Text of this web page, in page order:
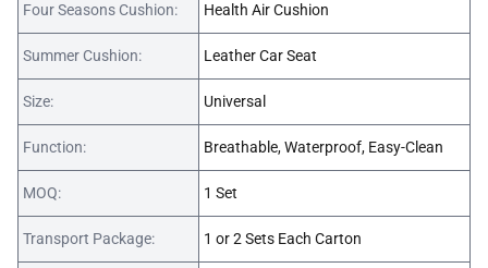
Four Seasons Cushion: Health Air Cushion
Summer Cushion: Leather Car Seat
Size: Universal
Function: Breathable, Waterproof, Easy-Clean
MOQ: 1 Set
Transport Package: 1 or 2 Sets Each Carton